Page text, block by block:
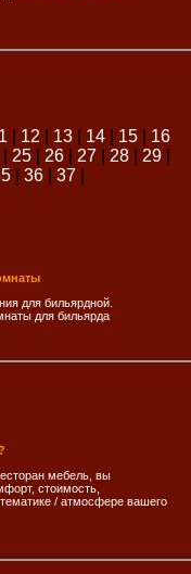
12 13| 14| 15| 16
25| 26| 27| 28| 29|
| 36| 37|
для бильярдной.
для бильярда
мебель, вы
стоимость,
тематике / атмосфере вашего